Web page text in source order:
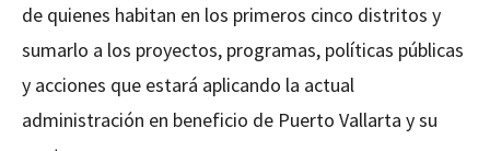
de quienes habitan en los primeros cinco distritos y
sumarlo a los proyectos, programas, políticas públicas
y acciones que estará aplicando la actual
administración en beneficio de Puerto Vallarta y su